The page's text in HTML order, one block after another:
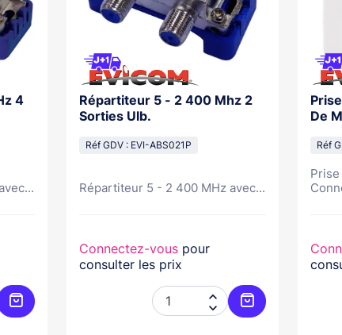
4
Ajouter au panier
Répartiteur 5 - 2 400 Mhz 2
Sorties Ulb.
Réf GDV : EVI-ABS021P
Répartiteur 5 - 2 400 MHz avec...
Connectez-vouspour
consulter les prix


Ajouter au panier
De
Réf
Prise